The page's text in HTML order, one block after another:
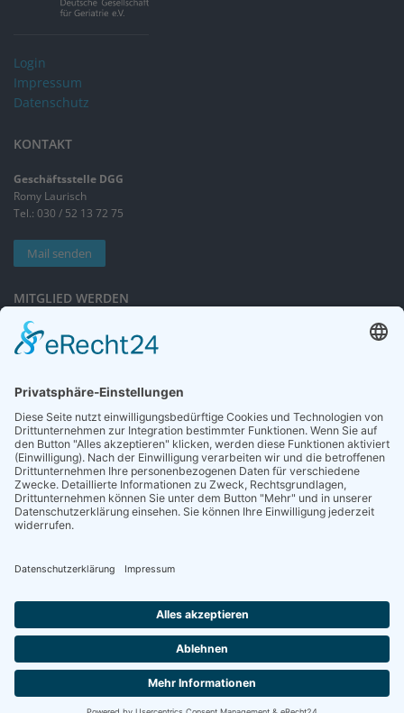
Login
Impressum
Datenschutz
KONTAKT
Geschäftsstelle DGG
Romy Laurisch
Tel.: 030 / 52 13 72 75
Mail senden
MITGLIED WERDEN
Sieben gute Gründe
für Ihre Mitgliedschaft
NEWSLETTER
Neuigkeiten rund um die Geriatrie und die DGG – regelmäßig in Ihrem
Postfach.
Die Zeitschrift für Gerontologie und Geriatrie informiert über Neues aus
unserem Fach.